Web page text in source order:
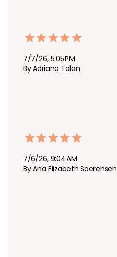
7/7/26, 5:05 PM
By Adriana Tolan
7/6/26, 9:04 AM
By Ana Elizabeth Soerensen